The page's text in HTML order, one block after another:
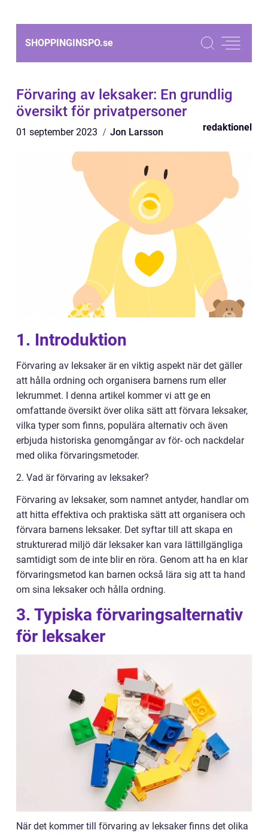
SHOPPINGINSPO.se
Förvaring av leksaker: En grundlig
översikt för privatpersoner
01 september 2023 Jon Larsson redaktionel
1. Introduktion
Förvaring av leksaker är en viktig aspekt när det gäller
att hålla ordning och organisera barnens rum eller
lekrummet. I denna artikel kommer vi att ge en
omfattande översikt över olika sätt att förvara leksaker,
vilka typer som finns, populära alternativ och även
erbjuda historiska genomgångar av för- och nackdelar
med olika förvaringsmetoder.
2. Vad är förvaring av leksaker?
Förvaring av leksaker, som namnet antyder, handlar om
att hitta effektiva och praktiska sätt att organisera och
förvara barnens leksaker. Det syftar till att skapa en
strukturerad miljö där leksaker kan vara lättillgängliga
samtidigt som de inte blir en röra. Genom att ha en klar
förvaringsmetod kan barnen också lära sig att ta hand
om sina leksaker och hålla ordning.
3. Typiska förvaringsalternativ
för leksaker
När det kommer till förvaring av leksaker finns det olika